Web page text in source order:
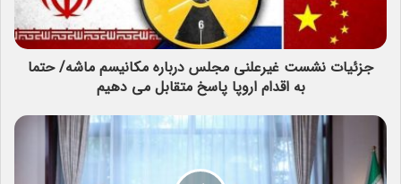
جزئیات نشست غیرعلنی مجلس درباره مکانیسم ماشه/ حتما
به اقدام اروپا پاسخ متقابل می دهیم